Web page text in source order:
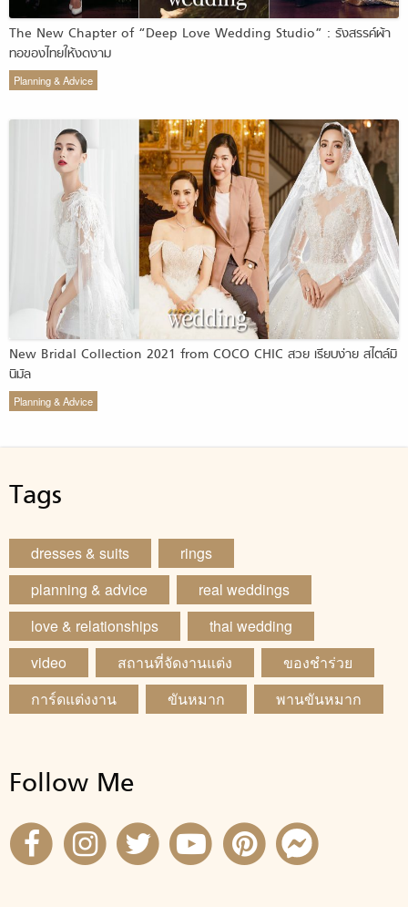
The New Chapter of “Deep Love Wedding Studio” : รังสรรค์ผ้า
ทอของไทยให้งดงาม
Planning & Advice
New Bridal Collection 2021 from COCO CHIC สวย เรียบง่าย สไตล์มิ
นิมัล
Planning & Advice
Tags
dresses & suits
rings
planning & advice
real weddings
love & relationships
thai wedding
video
สถานที่จัดงานแต่ง
ของชำร่วย
การ์ดแต่งงาน
ขันหมาก พานขันหมาก
Follow Me